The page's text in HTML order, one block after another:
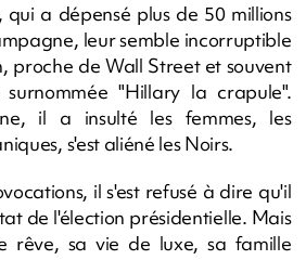
a dépensé plus de 50 millions
leur semble incorruptible
proche de Wall Street et souvent
"Hillary la crapule".
il a insulté les femmes, les
s'est aliéné les Noirs.
il s'est refusé à dire qu'il
de l'élection présidentielle. Mais
rêve, sa vie de luxe, sa famille